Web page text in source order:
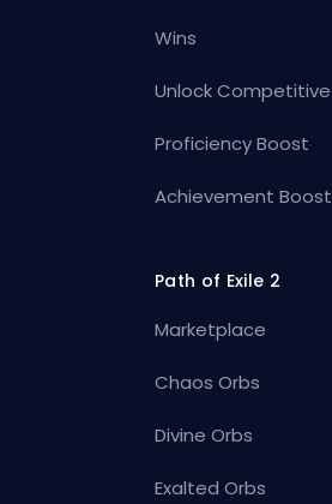
Wins
Unlock Competitive
Proficiency Boost
Achievement Boost
Path of Exile 2
Marketplace
Chaos Orbs
Divine Orbs
Exalted Orbs